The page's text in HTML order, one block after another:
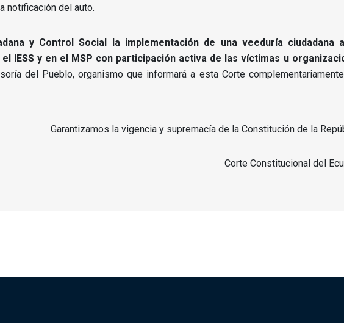
notificación del auto.
y Control Social la implementación de una veeduría ciudadana
IESS y en el MSP con participación activa de las víctimas u
del Pueblo, organismo que informará a esta Corte
Garantizamos la vigencia y supremacía de la Constitución de la
Corte Constitucional del